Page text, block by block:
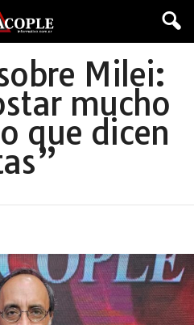
Milei:
mucho
que dicen